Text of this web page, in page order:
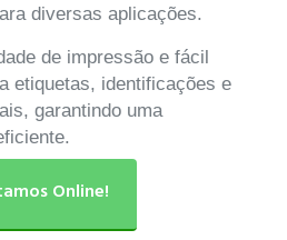
Online!
diversas aplicações.
de impressão e fácil
etiquetas, identificações e
garantindo uma